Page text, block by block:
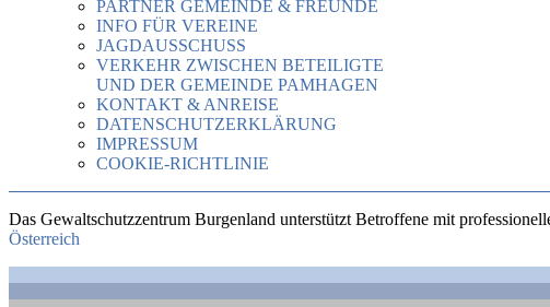
PARTNER GEMEINDE & FREUNDE
INFO FÜR VEREINE
JAGDAUSSCHUSS
VERKEHR ZWISCHEN BETEILIGTE
UND DER GEMEINDE PAMHAGEN
KONTAKT & ANREISE
DATENSCHUTZERKLÄRUNG
IMPRESSUM
COOKIE-RICHTLINIE
Das Gewaltschutzzentrum Burgenland unterstützt Betroffene mit
Österreich